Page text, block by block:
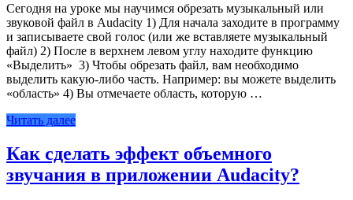
Сегодня на уроке мы научимся обрезать музыкальный или
звуковой файл в Audacity 1) Для начала заходите в программу
и записываете свой голос (или же вставляете музыкальный
файл) 2) После в верхнем левом углу находите функцию
«Выделить» 3) Чтобы обрезать файл, вам необходимо
выделить какую-либо часть. Например: вы можете выделить
«область» 4) Вы отмечаете область, которую …
Читать далее
Как сделать эффект объемного
звучания в приложении Audacity?